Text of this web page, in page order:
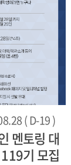
( D-19 )
멘토링 대
기 모집